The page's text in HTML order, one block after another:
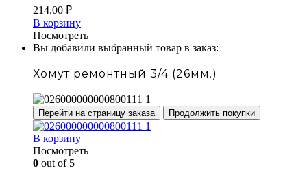
214.00 ₽
В корзину
Посмотреть
Вы добавили выбранный товар в заказ:
Хомут ремонтный 3/4 (26мм.)
Перейти на страницу заказа Продолжить покупки
В корзину
Посмотреть
0 out of 5